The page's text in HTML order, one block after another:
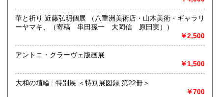
取り扱い分野
古書一般（その他）
華と祈り 近藤弘明個展 （八重洲美術店・山木美術・ギャラリ
ーヤマキ、（寄稿 串田孫一 大岡信 原田実））
￥2,500
アントニ・クラーヴェ版画展
￥1,500
大和の埴輪 : 特別展 ＜特別展図録 第22冊＞
￥700